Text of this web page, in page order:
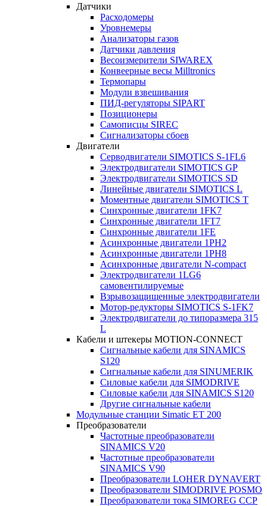
Датчики
Расходомеры
Уровнемеры
Анализаторы газов
Датчики давления
Весоизмерители SIWAREX
Конвеерные весы Milltronics
Термопары
Модули взвешивания
ПИД-регуляторы SIPART
Позиционеры
Самописцы SIREC
Сигнализаторы сбоев
Двигатели
Серводвигатели SIMOTICS S-1FL6
Электродвигатели SIMOTICS GP
Электродвигатели SIMOTICS SD
Линейные двигатели SIMOTICS L
Моментные двигатели SIMOTICS T
Синхронные двигатели 1FK7
Синхронные двигатели 1FT7
Синхронные двигатели 1FE
Асинхронные двигатели 1PH2
Асинхронные двигатели 1PH8
Асинхронные двигатели N-compact
Электродвигатели 1LG6
cамовентилируемые
Взрывозащищенные электродвигатели
Мотор-редукторы SIMOTICS S-1FK7
Электродвигатели до типоразмера 315
L
Кабели и штекеры MOTION-CONNECT
Сигнальные кабели для SINAMICS
S120
Сигнальные кабели для SINUMERIK
Силовые кабели для SIMODRIVE
Силовые кабели для SINAMICS S120
Другие сигнальные кабели
Модульные станции Simatic ET 200
Преобразователи
Частотные преобразователи
SINAMICS V20
Частотные преобразователи
SINAMICS V90
Преобразователи LOHER DYNAVERT
Преобразователи SIMODRIVE POSMO
Преобразователи тока SIMOREG CCP